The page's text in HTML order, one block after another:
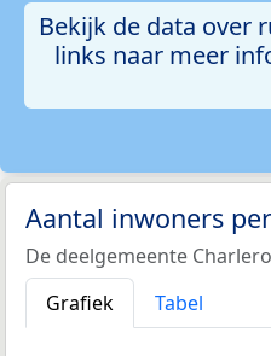
Bekijk de data over
links naar meer
Aantal inwoners
De deelgemeente
Grafiek
Tabel